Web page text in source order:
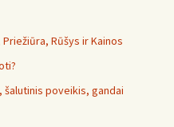
Rūšys ir Kainos
šalutinis poveikis, gandai